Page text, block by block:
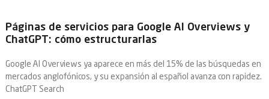
Páginas de servicios para Google AI Overviews y
ChatGPT: cómo estructurarlas
Google AI Overviews ya aparece en más del 15% de las búsquedas en
mercados anglofónicos, y su expansión al español avanza con rapidez.
ChatGPT Search